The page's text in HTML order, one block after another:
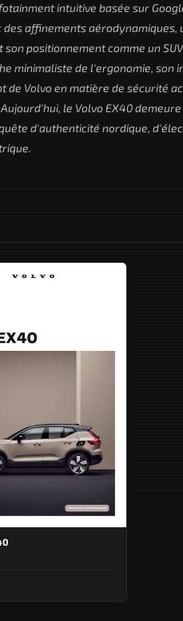
intuitive basée sur
affinements
positionnement comme un
minimaliste de l'ergonomie,
Volvo en matière de sécurité
le Volvo EX40
d'authenticité nordique,